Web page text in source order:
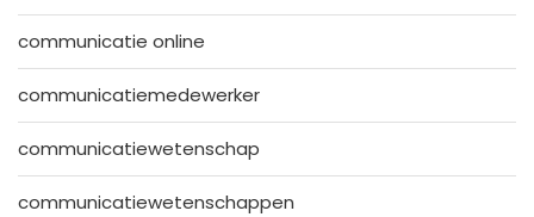
communicatie online
communicatiemedewerker
communicatiewetenschap
communicatiewetenschappen